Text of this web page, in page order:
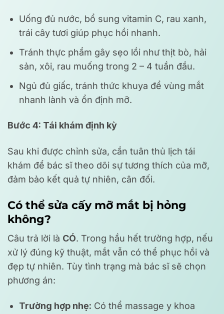
Uống đủ nước, bổ sung vitamin C, rau xanh,
trái cây tươi giúp phục hồi nhanh.
Tránh thực phẩm gây sẹo lồi như thịt bò, hải
sản, xôi, rau muống trong 2 – 4 tuần đầu.
Ngủ đủ giấc, tránh thức khuya để vùng mắt
nhanh lành và ổn định mỡ.
Bước 4: Tái khám định kỳ
Sau khi được chỉnh sửa, cần tuân thủ lịch tái
khám để bác sĩ theo dõi sự tương thích của mỡ,
đảm bảo kết quả tự nhiên, cân đối.
Có thể sửa cấy mỡ mắt bị hỏng
không?
Câu trả lời là CÓ. Trong hầu hết trường hợp, nếu
xử lý đúng kỹ thuật, mắt vẫn có thể phục hồi và
đẹp tự nhiên. Tùy tình trạng mà bác sĩ sẽ chọn
phương án:
Trường hợp nhẹ: Có thể massage y khoa